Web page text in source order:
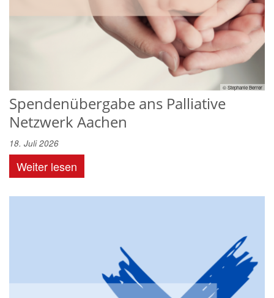
© Stephanie Berrer
Spendenübergabe ans Palliative
Netzwerk Aachen
18. Juli 2026
Weiter lesen